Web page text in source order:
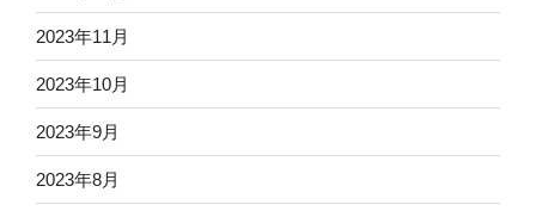
2023年11月
2023年10月
2023年9月
2023年8月